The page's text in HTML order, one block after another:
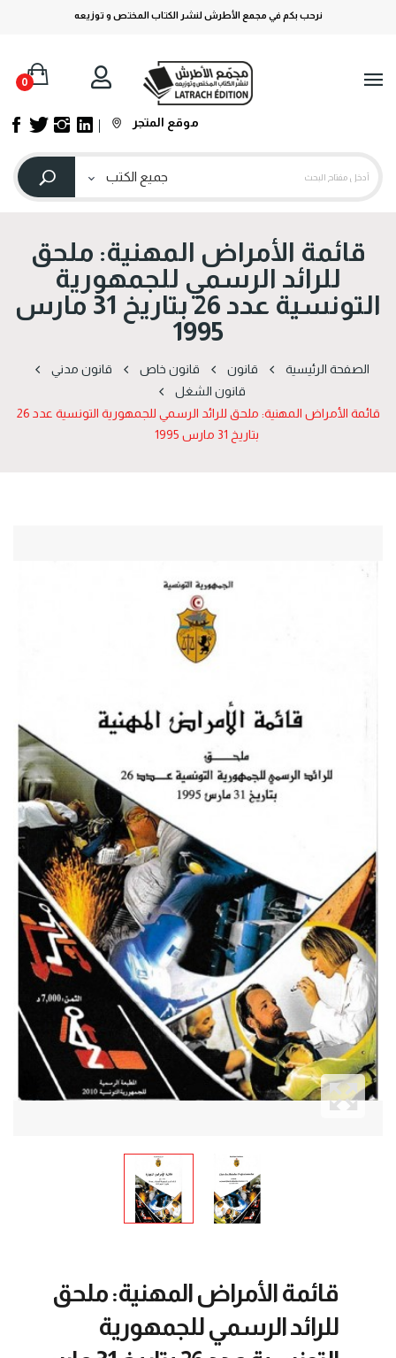
نرحب بكم في مجمع الأطرش لنشر الكتاب المختص و توزيعه
0
موقع المتجر
قائمة الأمراض المهنية: ملحق
للرائد الرسمي للجمهورية
التونسية عدد 26 بتاريخ 31 مارس
1995
الصفحة الرئيسية قانون قانون خاص
قانون مدني
قانون الشغل
قائمة الأمراض المهنية: ملحق للرائد الرسمي للجمهورية التونسية عدد 26
بتاريخ 31 مارس 1995
قائمة الأمراض المهنية: ملحق
للرائد الرسمي للجمهورية